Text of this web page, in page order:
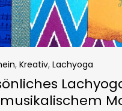
, Kreativ, Lachyoga